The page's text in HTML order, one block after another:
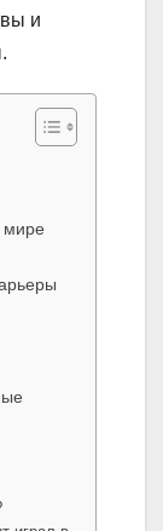
и
мире